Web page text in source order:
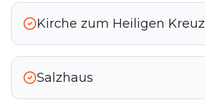
Kirche zum Heiligen Kreuz
Salzhaus